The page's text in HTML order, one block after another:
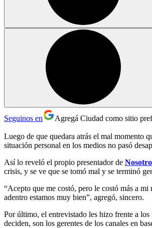
Seguinos en Agregá Ciudad como sitio
Luego de que quedara atrás el mal momento
situación personal en los medios no pasó
Así lo reveló el propio presentador de
crisis, y se ve que se tomó mal y se terminó
“Acepto que me costó, pero le costó más a
adentro estamos muy bien”, agregó, sincero.
Por último, el entrevistado les hizo frente a
deciden, son los gerentes de los canales en